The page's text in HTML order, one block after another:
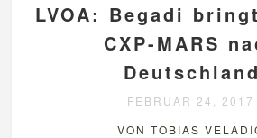
LVOA: Begadi
CXP-MARS
Deutschland
FEBRUAR 24, 2017
VON TOBIAS